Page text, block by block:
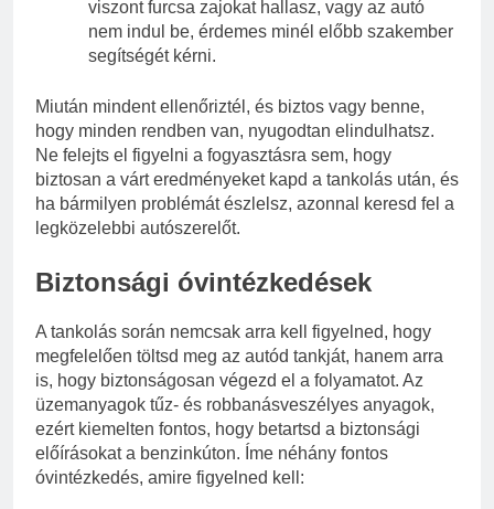
viszont furcsa zajokat hallasz, vagy az autó
nem indul be, érdemes minél előbb szakember
segítségét kérni.
Miután mindent ellenőriztél, és biztos vagy benne,
hogy minden rendben van, nyugodtan elindulhatsz.
Ne felejts el figyelni a fogyasztásra sem, hogy
biztosan a várt eredményeket kapd a tankolás után, és
ha bármilyen problémát észlelsz, azonnal keresd fel a
legközelebbi autószerelőt.
Biztonsági óvintézkedések
A tankolás során nemcsak arra kell figyelned, hogy
megfelelően töltsd meg az autód tankját, hanem arra
is, hogy biztonságosan végezd el a folyamatot. Az
üzemanyagok tűz- és robbanásveszélyes anyagok,
ezért kiemelten fontos, hogy betartsd a biztonsági
előírásokat a benzinkúton. Íme néhány fontos
óvintézkedés, amire figyelned kell: